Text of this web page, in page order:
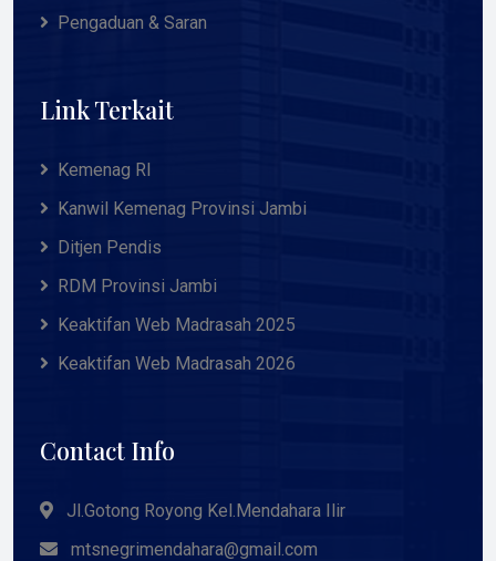
Pengaduan & Saran
Link Terkait
Kemenag RI
Kanwil Kemenag Provinsi Jambi
Ditjen Pendis
RDM Provinsi Jambi
Keaktifan Web Madrasah 2025
Keaktifan Web Madrasah 2026
Contact Info
Jl.Gotong Royong Kel.Mendahara Ilir
mtsnegrimendahara@gmail.com